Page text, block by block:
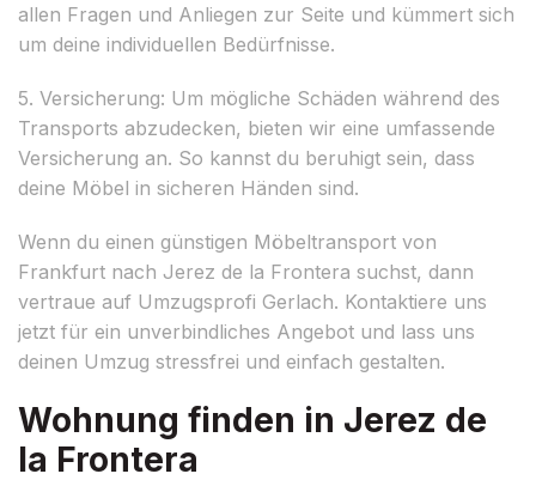
allen Fragen und Anliegen zur Seite und kümmert sich
um deine individuellen Bedürfnisse.
5. Versicherung: Um mögliche Schäden während des
Transports abzudecken, bieten wir eine umfassende
Versicherung an. So kannst du beruhigt sein, dass
deine Möbel in sicheren Händen sind.
Wenn du einen günstigen Möbeltransport von
Frankfurt nach Jerez de la Frontera suchst, dann
vertraue auf Umzugsprofi Gerlach. Kontaktiere uns
jetzt für ein unverbindliches Angebot und lass uns
deinen Umzug stressfrei und einfach gestalten.
Wohnung finden in Jerez de
la Frontera